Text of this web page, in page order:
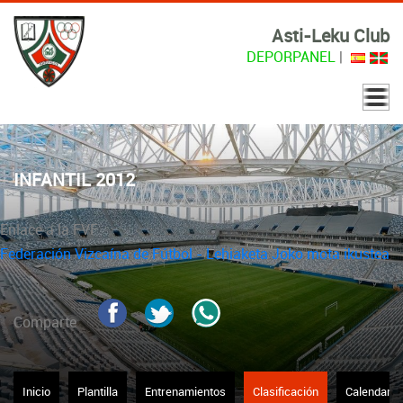
Asti-Leku Club
DEPORPANEL |
INFANTIL 2012
Enlace a la FVF
Federación Vizcaína de Fútbol - Lehiaketa Joko mota ikustea
Comparte
Inicio Plantilla Entrenamientos Clasificación Calendario